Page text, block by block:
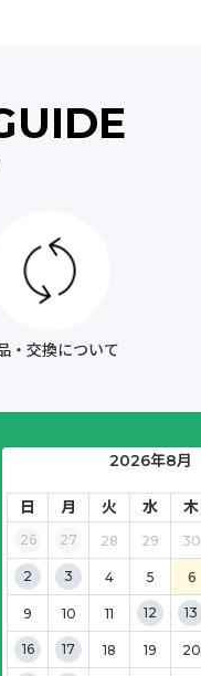
・交換について
2026年8月
日 月 火 水 木
26 27 28 29 30
2 3 4 5 6
9 10 11 12 13
16 17 18 19 20